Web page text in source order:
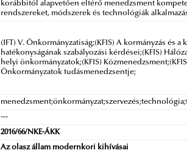
korábbitól alapvetően eltérő menedzsment
rendszereket, módszerek és technológiák
(IFT) V. Önkormányzatiság;(KFIS) A kormányzás és a
hatékonyságának szabályozási kérdései;(KFIS)
helyi önkormányzatok;(KFIS)
Önkormányzatok tudásmenedzsentje;
---
2016/66/NKE-ÁKK
Az olasz állam modernkori kihívásai